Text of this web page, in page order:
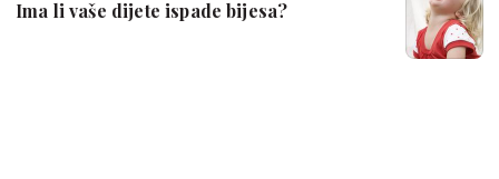
Ima li vaše dijete ispade bijesa?